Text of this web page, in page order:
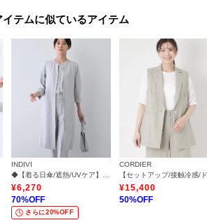
イテムに似ているアイテム
INDIVI
¥6,270
70%OFF
さらに20%OFF
CORDIER
¥15,400
50%OFF